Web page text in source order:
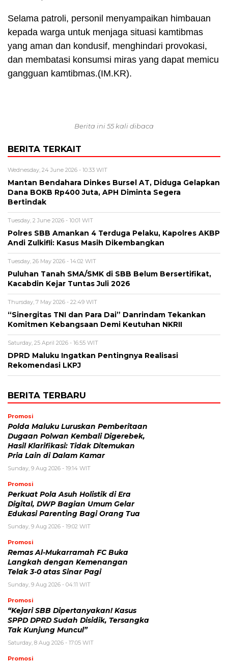
Selama patroli, personil menyampaikan himbauan
kepada warga untuk menjaga situasi kamtibmas
yang aman dan kondusif, menghindari provokasi,
dan membatasi konsumsi miras yang dapat memicu
gangguan kamtibmas.(IM.KR).
Berita ini 55 kali dibaca
BERITA TERKAIT
Wednesday, 24 June 2026 - 10:33 WIT
Mantan Bendahara Dinkes Bursel AT, Diduga Gelapkan
Dana BOKB Rp400 Juta, APH Diminta Segera
Bertindak
Tuesday, 2 June 2026 - 10:01 WIT
Polres SBB Amankan 4 Terduga Pelaku, Kapolres AKBP
Andi Zulkifli: Kasus Masih Dikembangkan
Tuesday, 26 May 2026 - 14:02 WIT
Puluhan Tanah SMA/SMK di SBB Belum Bersertifikat,
Kacabdin Kejar Tuntas Juli 2026
Thursday, 7 May 2026 - 22:49 WIT
“Sinergitas TNI dan Para Dai” Danrindam Tekankan
Komitmen Kebangsaan Demi Keutuhan NKRII ‎
Saturday, 25 April 2026 - 16:55 WIT
DPRD Maluku Ingatkan Pentingnya Realisasi
Rekomendasi LKPJ
BERITA TERBARU
Promosi
Polda Maluku Luruskan Pemberitaan
Dugaan Polwan Kembali Digerebek,
Hasil Klarifikasi: Tidak Ditemukan
Pria Lain di Dalam Kamar
Sunday, 9 Aug 2026 - 19:14 WIT
Promosi
Perkuat Pola Asuh Holistik di Era
Digital, DWP Bagian Umum Gelar
Edukasi Parenting Bagi Orang Tua
Sunday, 9 Aug 2026 - 19:02 WIT
Promosi
Remas Al-Mukarramah FC Buka
Langkah dengan Kemenangan
Telak 3-0 atas Sinar Pagi
Sunday, 9 Aug 2026 - 04:11 WIT
Promosi
“Kejari SBB Dipertanyakan! Kasus
SPPD DPRD Sudah Disidik, Tersangka
Tak Kunjung Muncul”
Saturday, 8 Aug 2026 - 17:05 WIT
Promosi